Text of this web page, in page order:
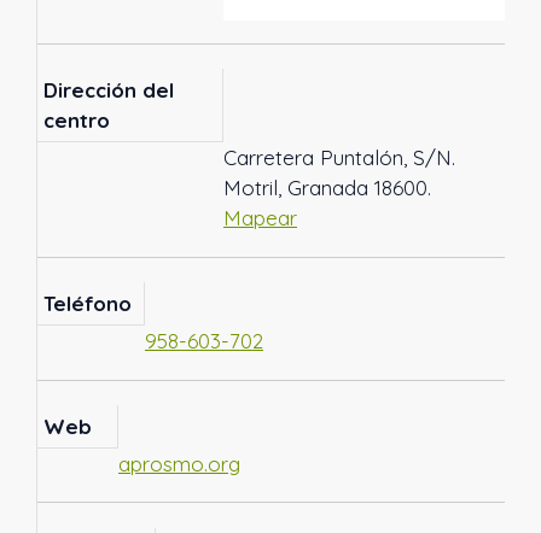
Dirección del
centro
Carretera Puntalón, S/N.
Motril, Granada 18600.
Mapear
Teléfono
958-603-702
Web
aprosmo.org